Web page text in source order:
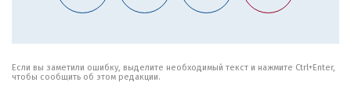
Если вы заметили ошибку, выделите необходимый текст и нажмите Ctrl+Enter,
чтобы сообщить об этом редакции.